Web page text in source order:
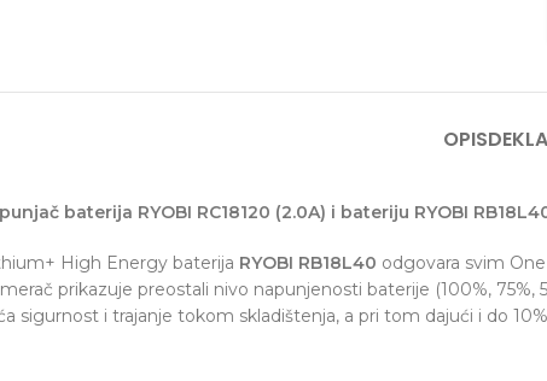
OPIS
baterija RYOBI RC18120 (2.0A) i bateriju RYOBI
High Energy baterija RYOBI RB18L40 odgovara svim
prikazuje preostali nivo napunjenosti baterije (100%,
sigurnost i trajanje tokom skladištenja, a pri tom dajući i do